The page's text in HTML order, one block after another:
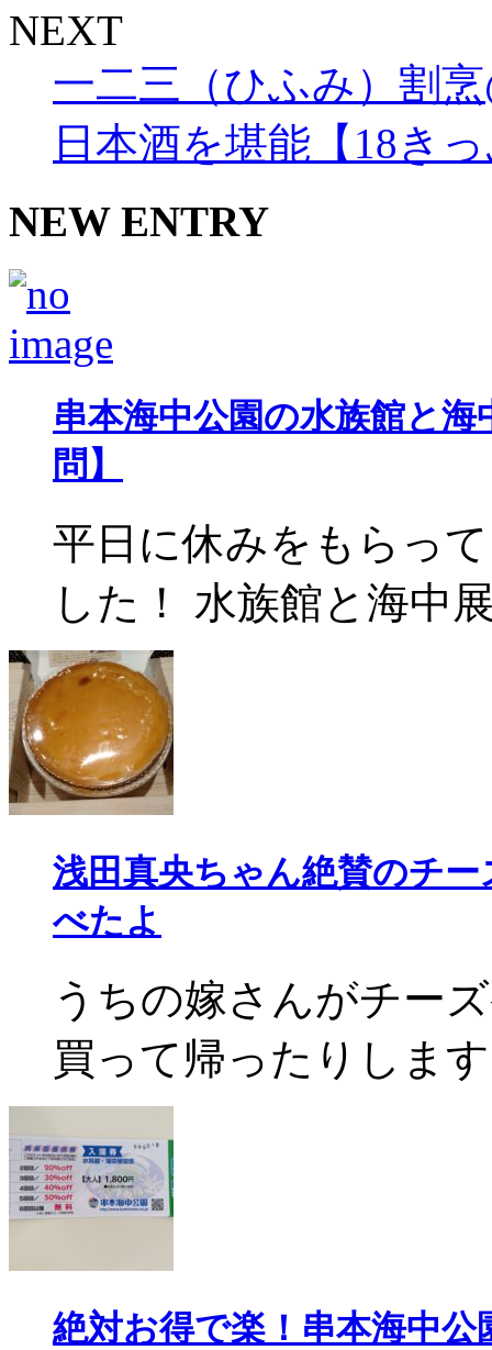
NEXT
一二三（ひふみ）割
日本酒を堪能【18き
NEW ENTRY
串本海中公園の水族館と
問】
平日に休みをもらっ
した！ 水族館と海中
浅田真央ちゃん絶賛のチ
べたよ
うちの嫁さんがチー
買って帰ったりしま
絶対お得で楽！串本海中